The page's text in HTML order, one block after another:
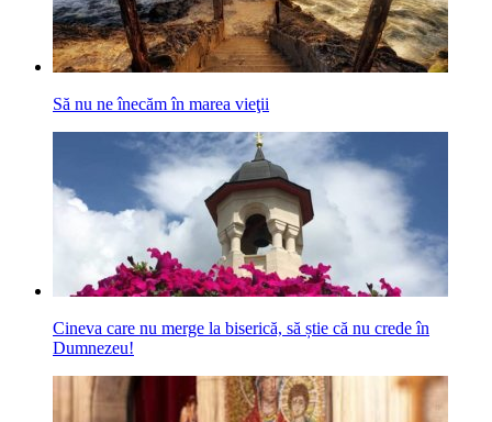
Să nu ne înecăm în marea vieţii
Cineva care nu merge la biserică, să știe că nu crede în
Dumnezeu!